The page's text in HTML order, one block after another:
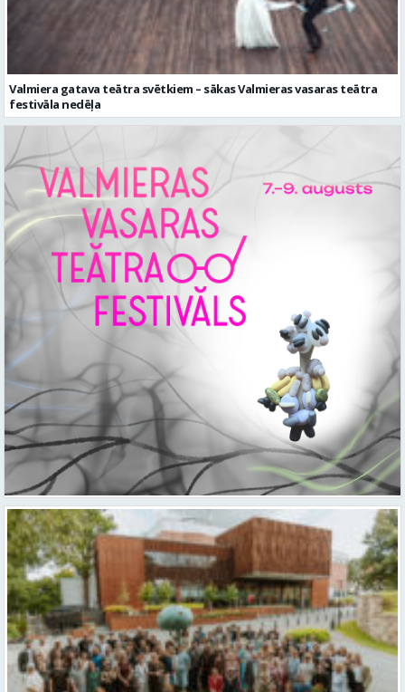
Valmiera gatava teātra svētkiem – sākas Valmieras vasaras teātra
festivāla nedēļa